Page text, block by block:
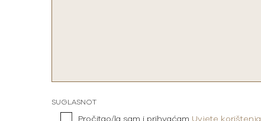
SUGLASNOT
Pročitao/la sam i prihvaćam Uvjete korištenja